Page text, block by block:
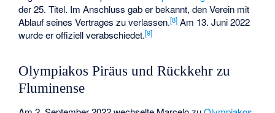
der 25. Titel. Im Anschluss gab er bekannt, den Verein mit
Ablauf seines Vertrages zu verlassen.[8] Am 13. Juni 2022
wurde er offiziell verabschiedet.[9]
Olympiakos Piräus und Rückkehr zu
Fluminense